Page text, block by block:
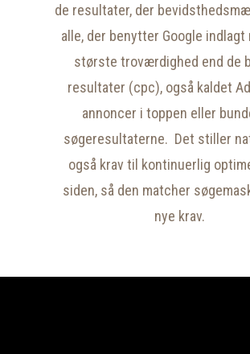
de resultater, der
alle, der benytter Google indlagt
største troværdighed end de
resultater (cpc), også kaldet
annoncer i toppen eller
søgeresultaterne. Det stiller
også krav til kontinuerlig
siden, så den matcher
nye krav.